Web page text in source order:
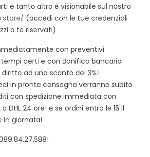
e tanto altro è visionabile sul nostro
(accedi con le tue credenziali
a te riservati)
con preventivi
certi e con Bonifico bancario
ad uno sconto del 3%!
in pronta consegna verranno subito
con spedizione immediata con
o DHL 24 ore! e se ordini entro le 15 il
in giornata!